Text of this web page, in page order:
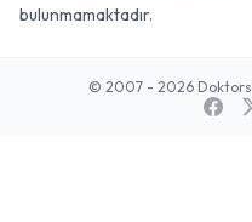
bulunmamaktadır.
© 2007 - 2026